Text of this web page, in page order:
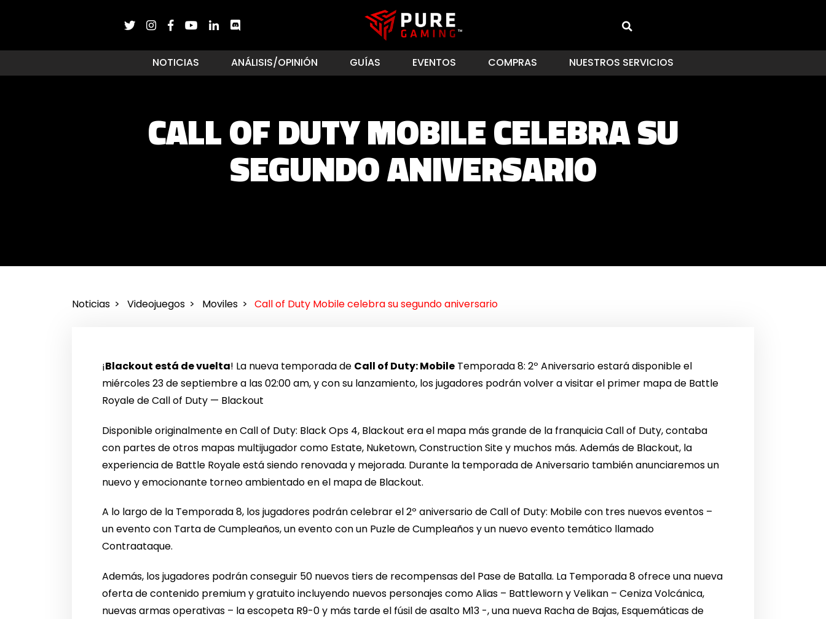
NOTICIAS ANÁLISIS/OPINIÓN GUÍAS EVENTOS COMPRAS NUESTROS SERVICIOS
CALL OF DUTY MOBILE CELEBRA SU
SEGUNDO ANIVERSARIO
Noticias Videojuegos Moviles Call of Duty Mobile celebra su segundo aniversario
¡Blackout está de vuelta! La nueva temporada de Call of Duty: Mobile Temporada 8: 2º Aniversario estará disponible el
miércoles 23 de septiembre a las 02:00 am, y con su lanzamiento, los jugadores podrán volver a visitar el primer mapa de Battle
Royale de Call of Duty — Blackout
Disponible originalmente en Call of Duty: Black Ops 4, Blackout era el mapa más grande de la franquicia Call of Duty, contaba
con partes de otros mapas multijugador como Estate, Nuketown, Construction Site y muchos más. Además de Blackout, la
experiencia de Battle Royale está siendo renovada y mejorada. Durante la temporada de Aniversario también anunciaremos un
nuevo y emocionante torneo ambientado en el mapa de Blackout.
A lo largo de la Temporada 8, los jugadores podrán celebrar el 2º aniversario de Call of Duty: Mobile con tres nuevos eventos –
un evento con Tarta de Cumpleaños, un evento con un Puzle de Cumpleaños y un nuevo evento temático llamado
Contraataque.
Además, los jugadores podrán conseguir 50 nuevos tiers de recompensas del Pase de Batalla. La Temporada 8 ofrece una nueva
oferta de contenido premium y gratuito incluyendo nuevos personajes como Alias – Battleworn y Velikan – Ceniza Volcánica,
nuevas armas operativas – la escopeta R9-0 y más tarde el fúsil de asalto M13 -, una nueva Racha de Bajas, Esquemáticas de